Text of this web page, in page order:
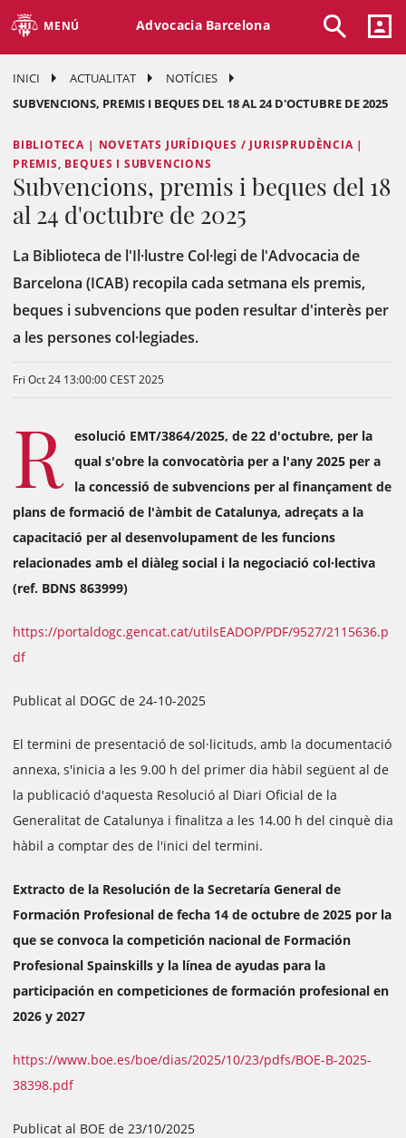
MENÚ Advocacia Barcelona
INICI ACTUALITAT
NOTÍCIES
SUBVENCIONS, PREMIS I BEQUES DEL 18 AL 24 D'OCTUBRE DE 2025
BIBLIOTECA | NOVETATS JURÍDIQUES / JURISPRUDÈNCIA |
PREMIS, BEQUES I SUBVENCIONS
Subvencions, premis i beques del 18
al 24 d'octubre de 2025
La Biblioteca de l'Il·lustre Col·legi de l'Advocacia de
Barcelona (ICAB) recopila cada setmana els premis,
beques i subvencions que poden resultar d'interès per
a les persones col·legiades.
Fri Oct 24 13:00:00 CEST 2025
R
esolució EMT/3864/2025, de 22 d'octubre, per la
qual s'obre la convocatòria per a l'any 2025 per a
la concessió de subvencions per al finançament de
plans de formació de l'àmbit de Catalunya, adreçats a la
capacitació per al desenvolupament de les funcions
relacionades amb el diàleg social i la negociació col·lectiva
(ref. BDNS 863999)
https://portaldogc.gencat.cat/utilsEADOP/PDF/9527/2115636.p
df
Publicat al DOGC de 24-10-2025
El termini de presentació de sol·licituds, amb la documentació
annexa, s'inicia a les 9.00 h del primer dia hàbil següent al de
la publicació d'aquesta Resolució al Diari Oficial de la
Generalitat de Catalunya i finalitza a les 14.00 h del cinquè dia
hàbil a comptar des de l'inici del termini.
Extracto de la Resolución de la Secretaría General de
Formación Profesional de fecha 14 de octubre de 2025 por la
que se convoca la competición nacional de Formación
Profesional Spainskills y la línea de ayudas para la
participación en competiciones de formación profesional en
2026 y 2027
https://www.boe.es/boe/dias/2025/10/23/pdfs/BOE-B-2025-
38398.pdf
Publicat al BOE de 23/10/2025